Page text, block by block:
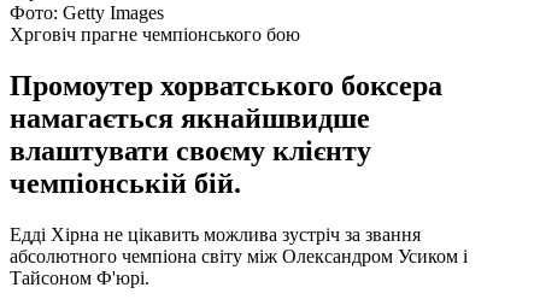
Фото: Getty Images
Хрговіч прагне чемпіонського бою
Промоутер хорватського боксера
намагається якнайшвидше
влаштувати своєму клієнту
чемпіонській бій.
Едді Хірна не цікавить можлива зустріч за звання
абсолютного чемпіона світу між Олександром Усиком і
Тайсоном Ф'юрі.